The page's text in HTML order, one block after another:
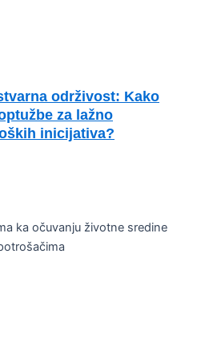
održivost: Kako
za lažno
inicijativa?
ka očuvanju životne sredine